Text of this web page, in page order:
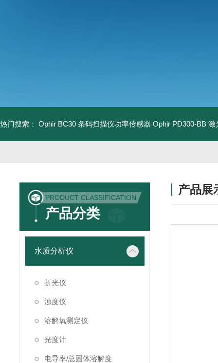
热门搜索： Ophir BC30 条码扫描仪功率传感器 Ophir PD300-BB
PRODUCT CLASSIFICATION
产品分类
水质分析仪
折光仪
浊度仪
溶解氧测定仪
光度计
电导率/总固体溶解度
产品展